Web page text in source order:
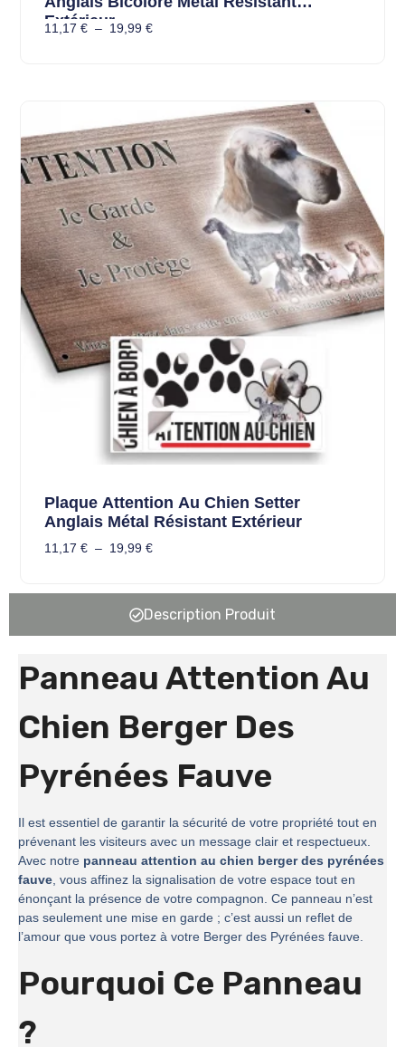
Extérieur
11,17 € – 19,99 €
Plaque Attention Au Chien Setter
Anglais Métal Résistant Extérieur
11,17 € – 19,99 €
Description Produit
Panneau Attention Au
Chien Berger Des
Pyrénées Fauve
Il est essentiel de garantir la sécurité de votre propriété tout en
prévenant les visiteurs avec un message clair et respectueux.
Avec notre panneau attention au chien berger des pyrénées
fauve, vous affinez la signalisation de votre espace tout en
énonçant la présence de votre compagnon. Ce panneau n’est
pas seulement une mise en garde ; c’est aussi un reflet de
l’amour que vous portez à votre Berger des Pyrénées fauve.
Pourquoi Ce Panneau
?